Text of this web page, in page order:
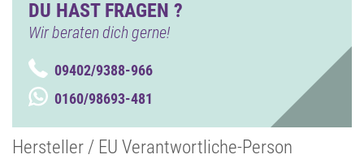
DU HAST FRAGEN ?
Wir beraten dich gerne!
09402/9388-966
0160/98693-481
Hersteller / EU Verantwortliche-Person